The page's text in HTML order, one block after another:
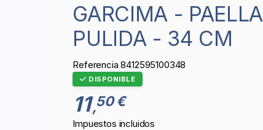
GARCIMA - PAELLA VALENCIANA
PULIDA - 34 CM
Referencia 8412595100348
DISPONIBLE
11,50 €
Impuestos incluidos